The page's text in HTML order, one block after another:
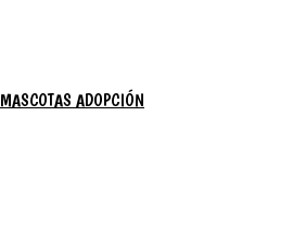
MASCOTAS ADOPCIÓN